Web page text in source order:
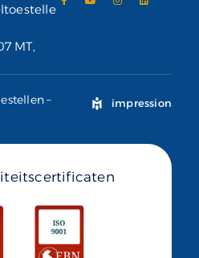
MT,
–
impression